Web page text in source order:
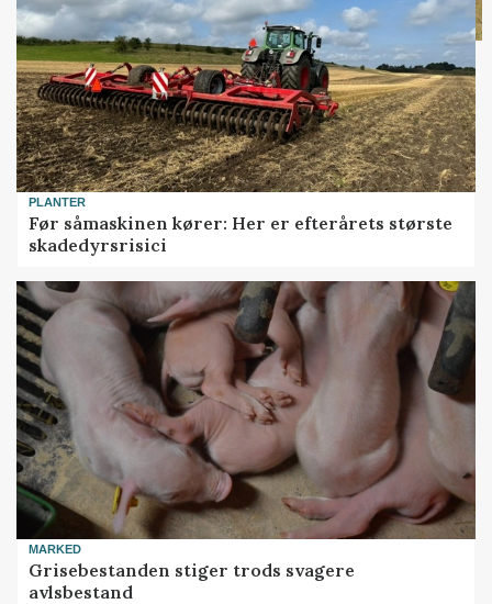
PLANTER
Før såmaskinen kører: Her er efterårets største
skadedyrsrisici
MARKED
Grisebestanden stiger trods svagere
avlsbestand